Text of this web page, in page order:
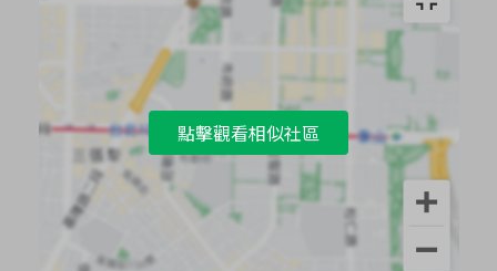
點擊觀看相似社區